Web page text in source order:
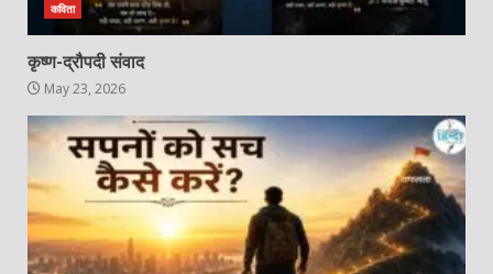
कविता
कृष्ण-द्रौपदी संवाद
May 23, 2026